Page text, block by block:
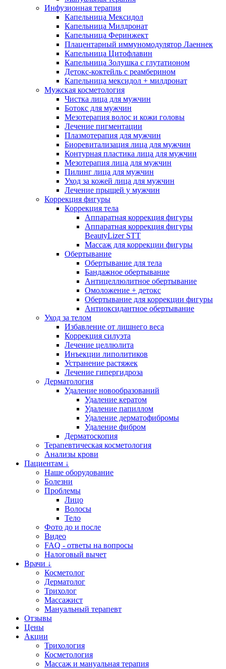
Инфузионная терапия
Капельница Мексидол
Капельница Милдронат
Капельница Феринжект
Плацентарный иммуномодулятор Лаеннек
Капельница Цитофлавин
Капельница Золушка с глутатионом
Детокс-коктейль с реамберином
Капельница мексидол + милдронат
Мужская косметология
Чистка лица для мужчин
Ботокс для мужчин
Мезотерапия волос и кожи головы
Лечение пигментации
Плазмотерапия для мужчин
Биоревитализация лица для мужчин
Контурная пластика лица для мужчин
Мезотерапия лица для мужчин
Пилинг лица для мужчин
Уход за кожей лица для мужчин
Лечение прыщей у мужчин
Коррекция фигуры
Коррекция тела
Аппаратная коррекция фигуры
Аппаратная коррекция фигуры
BeautyLizer STT
Массаж для коррекции фигуры
Обертывание
Обертывание для тела
Бандажное обертывание
Антицеллюлитное обертывание
Омоложение + детокс
Обертывание для коррекции фигуры
Антиоксидантное обертывание
Уход за телом
Избавление от лишнего веса
Коррекция силуэта
Лечение целлюлита
Инъекции липолитиков
Устранение растяжек
Лечение гипергидроза
Дерматология
Удаление новообразований
Удаление кератом
Удаление папиллом
Удаление дерматофибромы
Удаление фибром
Дерматоскопия
Терапевтическая косметология
Анализы крови
Пациентам ↓
Наше оборудование
Болезни
Проблемы
Лицо
Волосы
Тело
Фото до и после
Видео
FAQ - ответы на вопросы
Налоговый вычет
Врачи ↓
Косметолог
Дерматолог
Трихолог
Массажист
Мануальный терапевт
Отзывы
Цены
Акции
Трихология
Косметология
Массаж и мануальная терапия